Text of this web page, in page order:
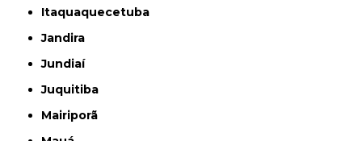
Itaquaquecetuba
Jandira
Jundiaí
Juquitiba
Mairiporã